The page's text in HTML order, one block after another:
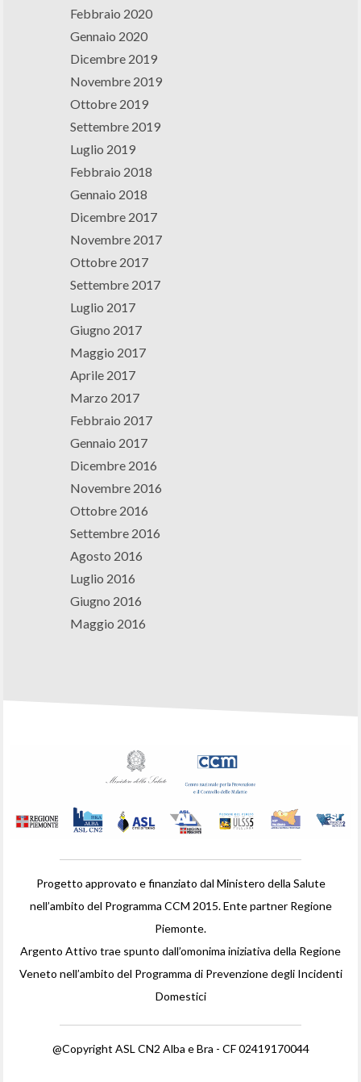
Febbraio 2020
Gennaio 2020
Dicembre 2019
Novembre 2019
Ottobre 2019
Settembre 2019
Luglio 2019
Febbraio 2018
Gennaio 2018
Dicembre 2017
Novembre 2017
Ottobre 2017
Settembre 2017
Luglio 2017
Giugno 2017
Maggio 2017
Aprile 2017
Marzo 2017
Febbraio 2017
Gennaio 2017
Dicembre 2016
Novembre 2016
Ottobre 2016
Settembre 2016
Agosto 2016
Luglio 2016
Giugno 2016
Maggio 2016
Progetto approvato e finanziato dal Ministero della Salute
nell’ambito del Programma CCM 2015. Ente partner Regione
Piemonte.
Argento Attivo trae spunto dall’omonima iniziativa della Regione
Veneto nell’ambito del Programma di Prevenzione degli Incidenti
Domestici
@Copyright ASL CN2 Alba e Bra - CF 02419170044